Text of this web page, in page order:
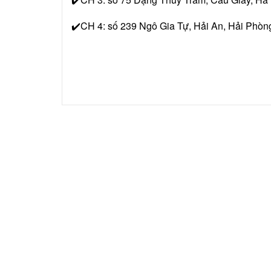
✔️CH 4: số 239 Ngô Gia Tự, Hải An, Hải